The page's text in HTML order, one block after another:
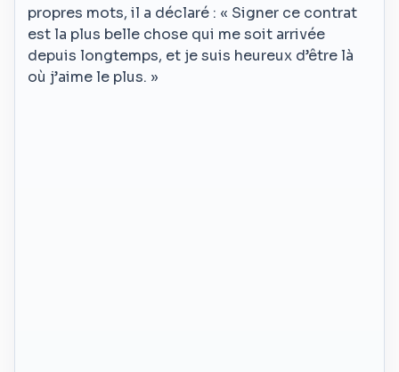
propres mots, il a déclaré : « Signer ce contrat
est la plus belle chose qui me soit arrivée
depuis longtemps, et je suis heureux d’être là
où j’aime le plus. »